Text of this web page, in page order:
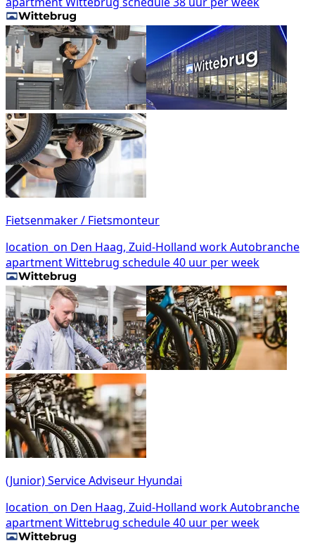
Fietsenmaker / Fietsmonteur
location_on Den Haag, Zuid-Holland workAutobranche
apartmentWittebrug schedule40 uur per week
(Junior) Service Adviseur Hyundai
location_on Den Haag, Zuid-Holland workAutobranche
apartmentWittebrug schedule40 uur per week